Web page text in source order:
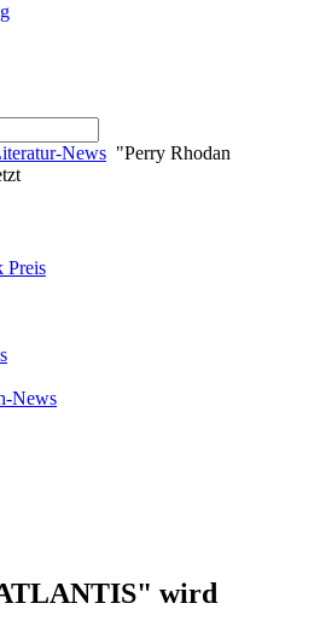
News "Perry Rhodan
Preis
News
wird